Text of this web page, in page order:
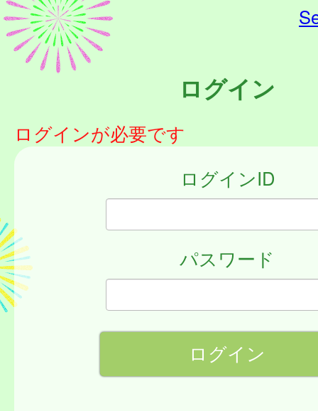
ログイン
ログインが必要です
ログインID
パスワード